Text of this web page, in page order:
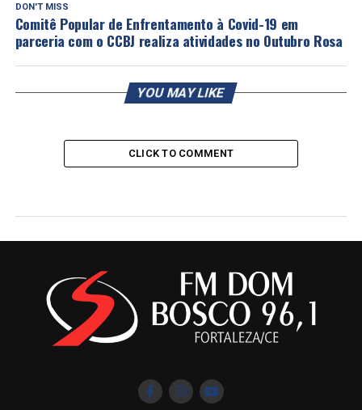
DON'T MISS
Comitê Popular de Enfrentamento à Covid-19 em
parceria com o CCBJ realiza atividades no Outubro Rosa
YOU MAY LIKE
CLICK TO COMMENT